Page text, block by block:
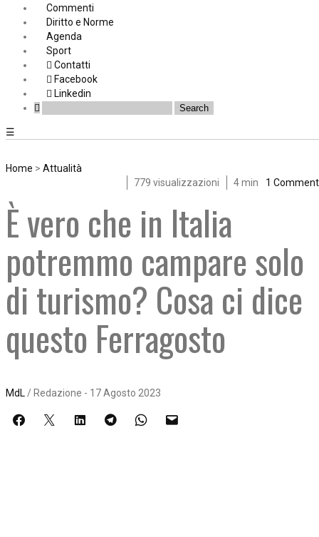
Commenti
Diritto e Norme
Agenda
Sport
Contatti
Facebook
Linkedin
☰
Home > Attualità
779 visualizzazioni
4 min 1
È vero che in Italia
potremmo campare solo
di turismo? Cosa ci dice
questo Ferragosto
MdL/ Redazione - 17 Agosto 2023